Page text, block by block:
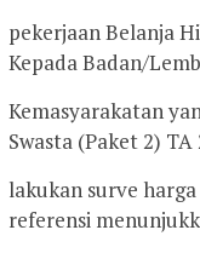
pekerjaan Belanja
Kepada Badan/
Kemasyarakatan
Swasta (Paket 2) TA
lakukan surve
referensi